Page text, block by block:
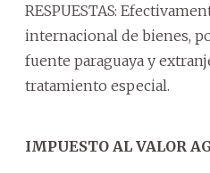
RESPUESTAS:
internacional de bienes,
fuente paraguaya y
tratamiento especial.
IMPUESTO AL VALOR